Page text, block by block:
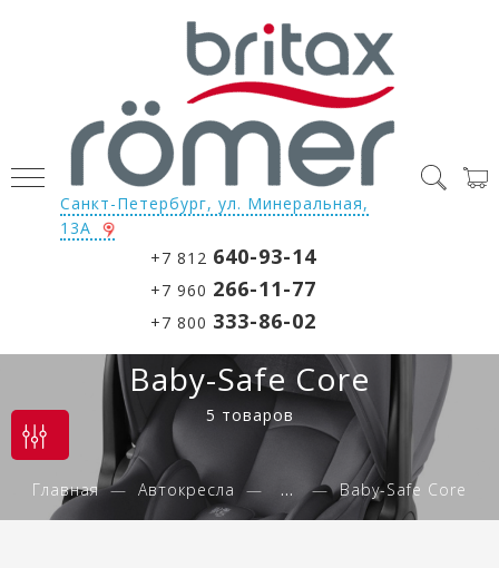
Санкт-Петербург, ул. Минеральная,
13А
+7 812 640-93-14
+7 960 266-11-77
+7 800 333-86-02
Baby-Safe Core
5 товаров
Главная Автокресла ... Baby-Safe Core